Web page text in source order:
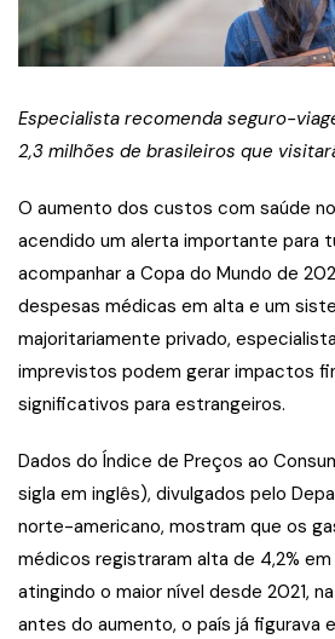
Especialista recomenda seguro-
2,3 milhões de brasileiros que
O aumento dos custos com saúde
acendido um alerta importante para
acompanhar a Copa do Mundo de
despesas médicas em alta e um
majoritariamente privado,
imprevistos podem gerar impactos
significativos para estrangeiros.
Dados do Índice de Preços ao
sigla em inglês), divulgados pelo
norte-americano, mostram que os
médicos registraram alta de 4,2%
atingindo o maior nível desde 2021,
antes do aumento, o país já figurava